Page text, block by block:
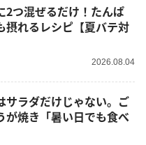
2つ混ぜるだけ！たんぱ
摂れるレシピ【夏バテ対
2026.08.04
サラダだけじゃない。ご
が焼き「暑い日でも食べ